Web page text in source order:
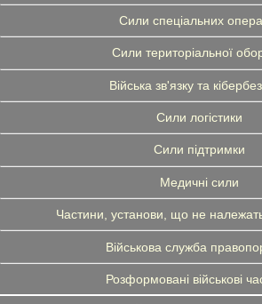
Сили спеціальних
Сили територіальної
Війська зв'язку та
Сили логістики
Сили підтримки
Медичні сили
Частини, установи, що не
Військова служба
Розформовані військові